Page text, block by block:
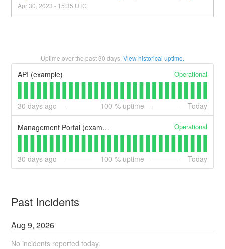
Apr30 ,2023 - 15:35 UTC
Uptime over the past30 days. View historical uptime.
API (example) Operational
30 days ago 100 % uptime Today
Management Portal (example) Operational
30 days ago 100 % uptime Today
Past Incidents
Aug9,2026
No incidents reported today.